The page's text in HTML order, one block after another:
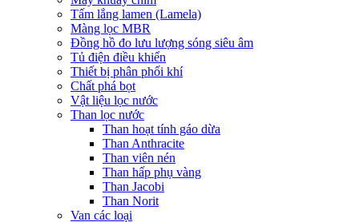
Tấm lắng lamen (Lamela)
Màng lọc MBR
Đồng hồ đo lưu lượng sóng siêu âm
Tủ điện điều khiển
Thiết bị phân phối khí
Chất phá bọt
Vật liệu lọc nước
Than lọc nước
Than hoạt tính gáo dừa
Than Anthracite
Than viên nén
Than hấp phụ vàng
Than Jacobi
Than Norit
Van các loại